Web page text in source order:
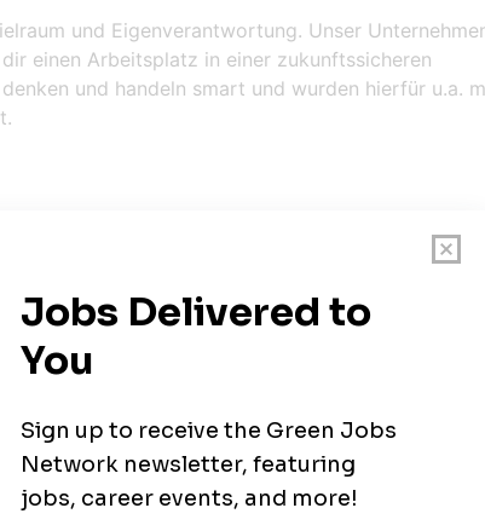
und Eigenverantwortung. Unser
einen Arbeitsplatz in einer zukunftssicheren
und handeln smart und wurden hierfür u.a.
(AC-seitig)
und Verteilungen
und Batteriespeichern
Dokumentation nach VDE
z. B. Energie- und Gebäudetechnik